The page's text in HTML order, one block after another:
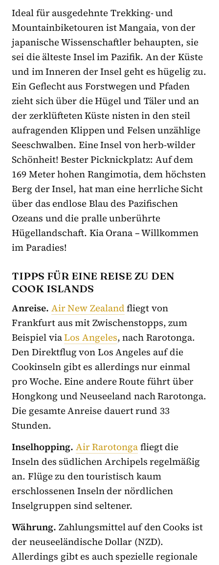
Ideal für ausgedehnte Trekking- und
Mountainbiketouren ist Mangaia, von der
japanische Wissenschaftler behaupten, sie
sei die älteste Insel im Pazifik. An der Küste
und im Inneren der Insel geht es hügelig zu.
Ein Geflecht aus Forstwegen und Pfaden
zieht sich über die Hügel und Täler und an
der zerklüfteten Küste nisten in den steil
aufragenden Klippen und Felsen unzählige
Seeschwalben. Eine Insel von herb-wilder
Schönheit! Bester Picknickplatz: Auf dem
169 Meter hohen Rangimotia, dem höchsten
Berg der Insel, hat man eine herrliche Sicht
über das endlose Blau des Pazifischen
Ozeans und die pralle unberührte
Hügellandschaft. Kia Orana – Willkommen
im Paradies!
TIPPS FÜR EINE REISE ZU DEN
COOK ISLANDS
Anreise. Air New Zealandfliegt von
Frankfurt aus mit Zwischenstopps, zum
Beispiel viaLos Angeles, nach Rarotonga.
Den Direktflug von Los Angeles auf die
Cookinseln gibt es allerdings nur einmal
pro Woche. Eine andere Route führt über
Hongkong und Neuseeland nach Rarotonga.
Die gesamte Anreise dauert rund 33
Stunden.
Inselhopping. Air Rarotongafliegt die
Inseln des südlichen Archipels regelmäßig
an. Flüge zu den touristisch kaum
erschlossenen Inseln der nördlichen
Inselgruppen sind seltener.
Währung. Zahlungsmittel auf den Cooks ist
der neuseeländische Dollar (NZD).
Allerdings gibt es auch spezielle regionale